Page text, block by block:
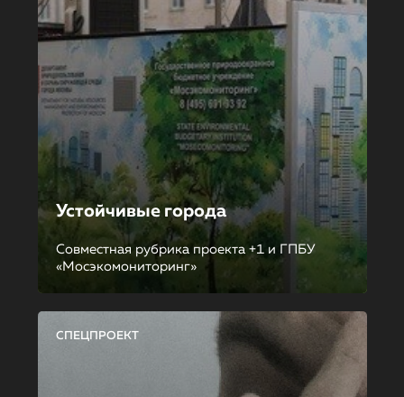
Устойчивые города
Совместная рубрика проекта +1 и ГПБУ
«Мосэкомониторинг»
СПЕЦПРОЕКТ